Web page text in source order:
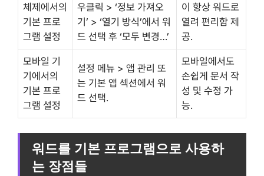
체제에서의
기본 프로
그램 설정
우클릭 > ‘정보 가져오
기’ > ‘열기 방식’에서 워
드 선택 후 ‘모두 변경…’
이 항상 워드로
열려 편리함 제
공.
모바일 기
기에서의
기본 프로
그램 설정
설정 메뉴 > 앱 관리 또
는 기본 앱 섹션에서 워
드 선택.
모바일에서도
손쉽게 문서 작
성 및 수정 가
능.
워드를 기본 프로그램으로 사용하
는 장점들